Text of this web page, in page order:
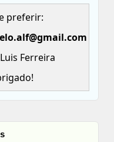
preferir:
Ferreira